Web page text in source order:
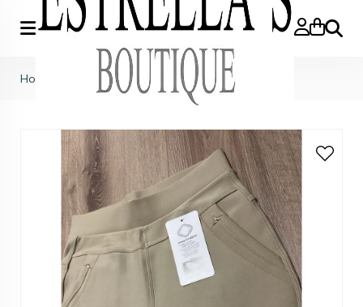
Zoeken
Home Comfy broek beige R216